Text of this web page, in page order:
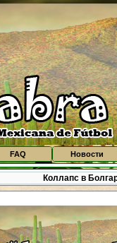
FAQ Новости
Коллапс в